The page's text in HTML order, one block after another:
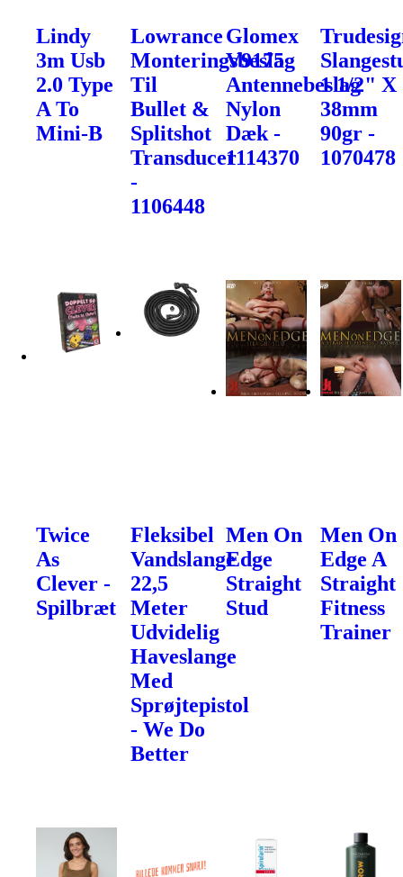
Lindy
3m Usb
2.0 Type
A To
Mini-B
Lowrance
Monteringsbeslag
Til
Bullet &
Splitshot
Transducer
-
1106448
Glomex
V9175
Antennebeslag
Nylon
Dæk -
1114370
1 1/2" X
38mm
90gr -
1070478
Twice
As
Clever -
Spilbræt
Fleksibel
Vandslange
22,5
Meter
Udvidelig
Haveslange
Med
Sprøjtepistol
- We Do
Better
Men On
Edge
Straight
Stud
Men On
Edge A
Straight
Fitness
Trainer